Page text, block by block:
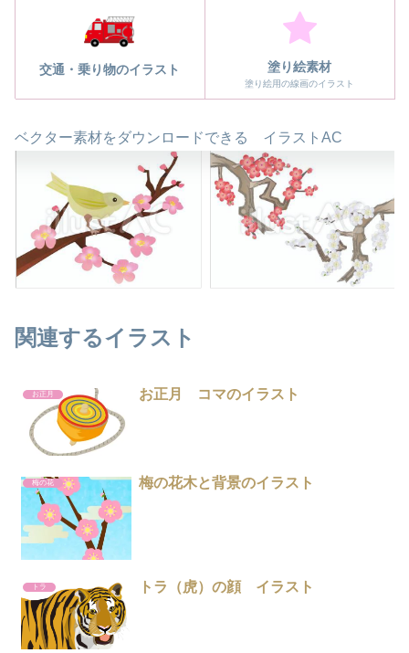
交通・乗り物のイラスト 塗り絵素材
塗り絵用の線画のイラスト
ベクター素材をダウンロードできる イラストAC
関連するイラスト
お正月 お正月 コマのイラスト
梅の花 梅の花木と背景のイラスト
トラ トラ（虎）の顔 イラスト